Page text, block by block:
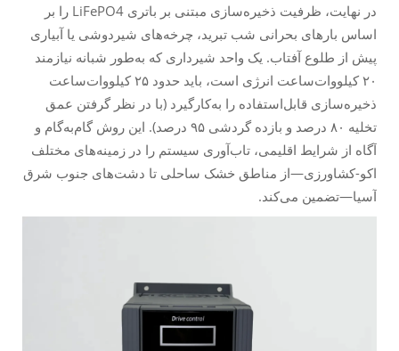
در نهایت، ظرفیت ذخیره‌سازی مبتنی بر باتری LiFePO4 را بر
اساس بارهای بحرانی شب تبرید، چرخه‌های شیردوشی یا آبیاری
پیش از طلوع آفتاب. یک واحد شیرداری که به‌طور شبانه نیازمند
۲۰ کیلووات‌ساعت انرژی است، باید حدود ۲۵ کیلووات‌ساعت
ذخیره‌سازی قابل‌استفاده را به‌کارگیرد (با در نظر گرفتن عمق
تخلیه ۸۰ درصد و بازده گردشی ۹۵ درصد). این روش گام‌به‌گام و
آگاه از شرایط اقلیمی، تاب‌آوری سیستم را در زمینه‌های مختلف
اکو-کشاورزی—از مناطق خشک ساحلی تا دشت‌های جنوب شرق
آسیا—تضمین می‌کند.